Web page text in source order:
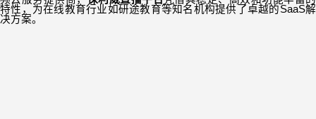
特性，为在线教育行业如研途教育等知名机构提供了卓越的SaaS解
决方案。